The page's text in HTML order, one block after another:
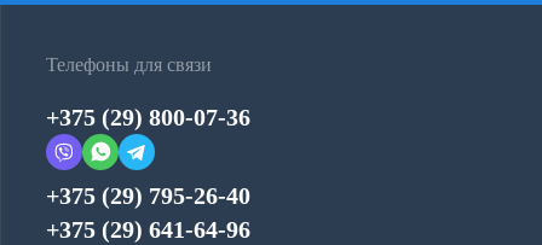
Телефоны для связи
+375 (29) 800-07-36
+375 (29) 795-26-40
+375 (29) 641-64-96